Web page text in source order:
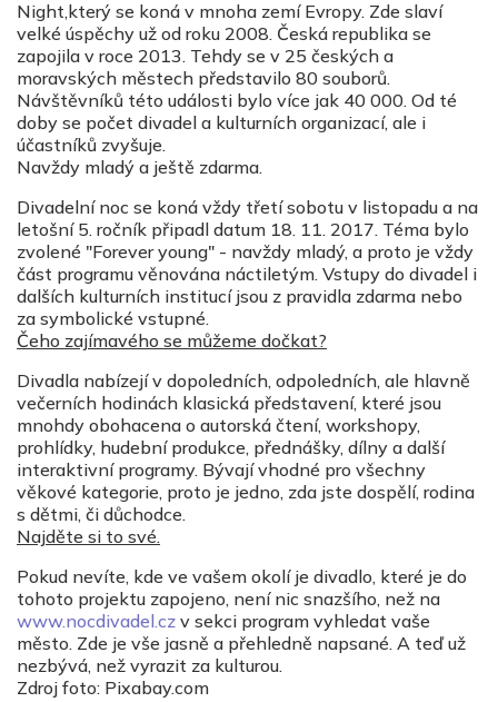
Night,který se koná v mnoha zemí Evropy. Zde slaví
velké úspěchy už od roku 2008. Česká republika se
zapojila v roce 2013. Tehdy se v 25 českých a
moravských městech představilo 80 souborů.
Návštěvníků této události bylo více jak 40 000. Od té
doby se počet divadel a kulturních organizací, ale i
účastníků zvyšuje.
Navždy mladý a ještě zdarma.
Divadelní noc se koná vždy třetí sobotu v listopadu a na
letošní 5. ročník připadl datum 18. 11. 2017. Téma bylo
zvolené "Forever young" - navždy mladý, a proto je vždy
část programu věnována náctiletým. Vstupy do divadel i
dalších kulturních institucí jsou z pravidla zdarma nebo
za symbolické vstupné.
Čeho zajímavého se můžeme dočkat?
Divadla nabízejí v dopoledních, odpoledních, ale hlavně
večerních hodinách klasická představení, které jsou
mnohdy obohacena o autorská čtení, workshopy,
prohlídky, hudební produkce, přednášky, dílny a další
interaktivní programy. Bývají vhodné pro všechny
věkové kategorie, proto je jedno, zda jste dospělí, rodina
s dětmi, či důchodce.
Najděte si to své.
Pokud nevíte, kde ve vašem okolí je divadlo, které je do
tohoto projektu zapojeno, není nic snazšího, než na
www.nocdivadel.cz v sekci program vyhledat vaše
město. Zde je vše jasně a přehledně napsané. A teď už
nezbývá, než vyrazit za kulturou.
Zdroj foto: Pixabay.com